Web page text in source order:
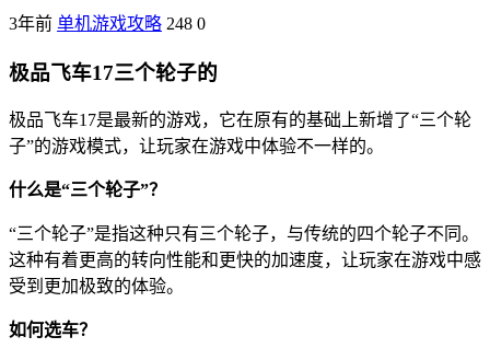
3年前 单机游戏攻略 248 0
极品飞车17三个轮子的
极品飞车17是最新的游戏，它在原有的基础上新增了“三个轮
子”的游戏模式，让玩家在游戏中体验不一样的。
什么是“三个轮子”？
“三个轮子”是指这种只有三个轮子，与传统的四个轮子不同。
这种有着更高的转向性能和更快的加速度，让玩家在游戏中感
受到更加极致的体验。
如何选车？